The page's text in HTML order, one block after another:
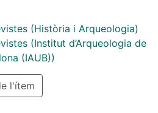
(Història i Arqueologia)
(Institut d’Arqueologia de
(IAUB))
l'ítem